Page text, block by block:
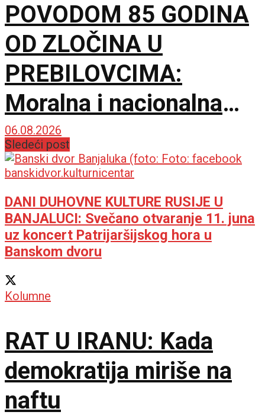
POVODOM 85 GODINA
OD ZLOČINA U
PREBILOVCIMA:
Moralna i nacionalna
dužnost je da čuvamo
istinu o ustaškom
genocidu
06.08.2026
Sledeći post
DANI DUHOVNE KULTURE RUSIJE U
BANJALUCI: Svečano otvaranje 11. juna
uz koncert Patrijaršijskog hora u
Banskom dvoru
Kolumne
RAT U IRANU: Kada
demokratija miriše na
naftu